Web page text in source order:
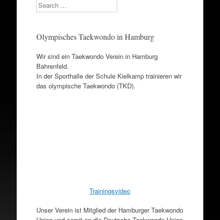
Search
Olympisches Taekwondo in Hamburg
Wir sind ein Taekwondo Verein in Hamburg
Bahrenfeld.
In der Sporthalle der Schule Kielkamp trainieren wir
das olympische Taekwondo (TKD).
Trainingsvideo
Unser Verein ist Mitglied der Hamburger Taekwondo